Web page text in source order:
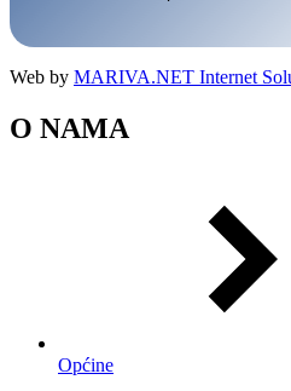
Web by MARIVA.NET Internet
O NAMA
Općine